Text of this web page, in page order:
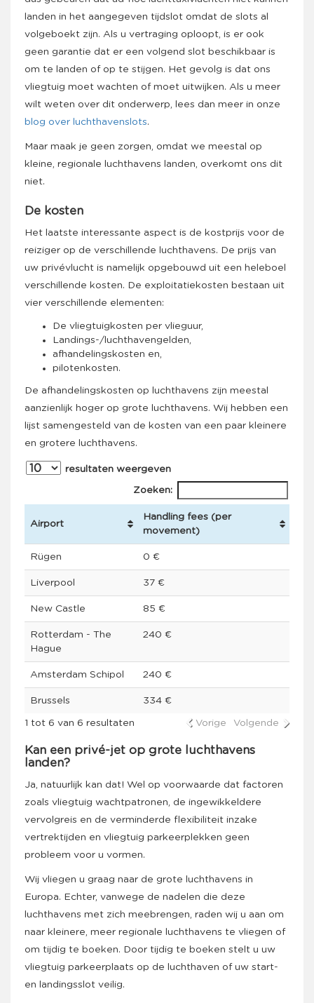
landen in het aangegeven tijdslot omdat de slots al
volgeboekt zijn. Als u vertraging oploopt, is er ook
geen garantie dat er een volgend slot beschikbaar is
om te landen of op te stijgen. Het gevolg is dat ons
vliegtuig moet wachten of moet uitwijken. Als u meer
wilt weten over dit onderwerp, lees dan meer in onze
blog over luchthavenslots.
Maar maak je geen zorgen, omdat we meestal op
kleine, regionale luchthavens landen, overkomt ons dit
niet.
De kosten
Het laatste interessante aspect is de kostprijs voor de
reiziger op de verschillende luchthavens. De prijs van
uw privévlucht is namelijk opgebouwd uit een heleboel
verschillende kosten. De exploitatiekosten bestaan uit
vier verschillende elementen:
De vliegtuigkosten per vlieguur,
Landings-/luchthavengelden,
afhandelingskosten en,
pilotenkosten.
De afhandelingskosten op luchthavens zijn meestal
aanzienlijk hoger op grote luchthavens. Wij hebben een
lijst samengesteld van de kosten van een paar kleinere
en grotere luchthavens.
resultaten weergeven
Zoeken:
Airport
Handling fees (per
movement)
Rügen 0 €
Liverpool 37 €
New Castle 85 €
Rotterdam - The
Hague
240 €
Amsterdam Schipol 240 €
Brussels 334 €
1 tot 6 van 6 resultaten Vorige Volgende
Kan een privé-jet op grote luchthavens
landen?
Ja, natuurlijk kan dat! Wel op voorwaarde dat factoren
zoals vliegtuig wachtpatronen, de ingewikkeldere
vervolgreis en de verminderde flexibiliteit inzake
vertrektijden en vliegtuig parkeerplekken geen
probleem voor u vormen.
Wij vliegen u graag naar de grote luchthavens in
Europa. Echter, vanwege de nadelen die deze
luchthavens met zich meebrengen, raden wij u aan om
naar kleinere, meer regionale luchthavens te vliegen of
om tijdig te boeken. Door tijdig te boeken stelt u uw
vliegtuig parkeerplaats op de luchthaven of uw start-
en landingsslot veilig.